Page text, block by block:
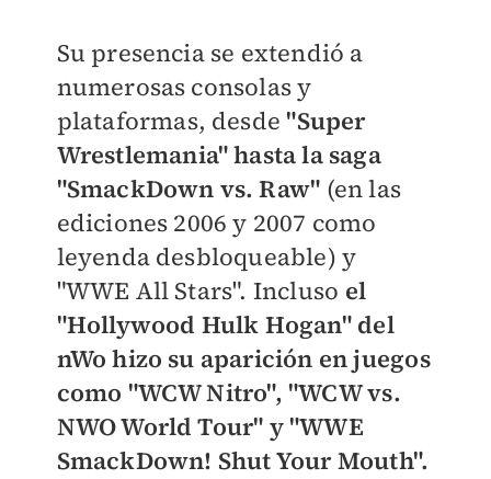
Su presencia se extendió a
numerosas consolas y
plataformas, desde"Super
Wrestlemania" hasta la saga
"SmackDown vs. Raw" (en las
ediciones 2006 y 2007 como
leyenda desbloqueable) y
"WWE All Stars". Incluso el
"Hollywood Hulk Hogan" del
nWo hizo su aparición en juegos
como "WCW Nitro", "WCW vs.
NWO World Tour" y "WWE
SmackDown! Shut Your Mouth".